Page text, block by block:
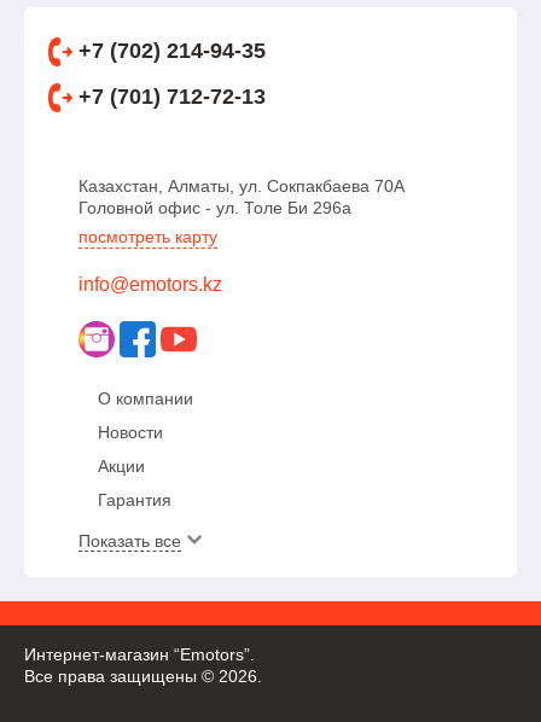
+7 (702) 214-94-35
+7 (701) 712-72-13
Казахстан, Алматы, ул. Сокпакбаева 70А
Головной офис - ул. Толе Би 296а
посмотреть карту
info@emotors.kz
О компании
Новости
Акции
Гарантия
Показать все
Интернет-магазин “Emotors”.
Все права защищены © 2026.